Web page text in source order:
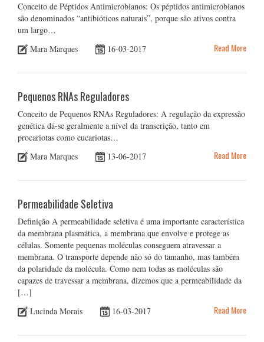
Conceito de Péptidos Antimicrobianos: Os péptidos antimicrobianos
são denominados “antibióticos naturais”, porque são ativos contra
um largo…
Mara Marques
16-03-2017 Read More
Pequenos RNAs Reguladores
Conceito de Pequenos RNAs Reguladores: A regulação da expressão
genética dá-se geralmente a nível da transcrição, tanto em
procariotas como eucariotas…
Mara Marques
13-06-2017 Read More
Permeabilidade Seletiva
Definição A permeabilidade seletiva é uma importante característica
da membrana plasmática, a membrana que envolve e protege as
células. Somente pequenas moléculas conseguem atravessar a
membrana. O transporte depende não só do tamanho, mas também
da polaridade da molécula. Como nem todas as moléculas são
capazes de travessar a membrana, dizemos que a permeabilidade da
[…]
Lucinda Morais
16-03-2017 Read More